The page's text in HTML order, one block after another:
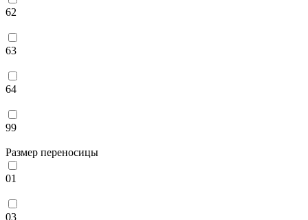
62
63
64
99
Размер переносицы
01
03